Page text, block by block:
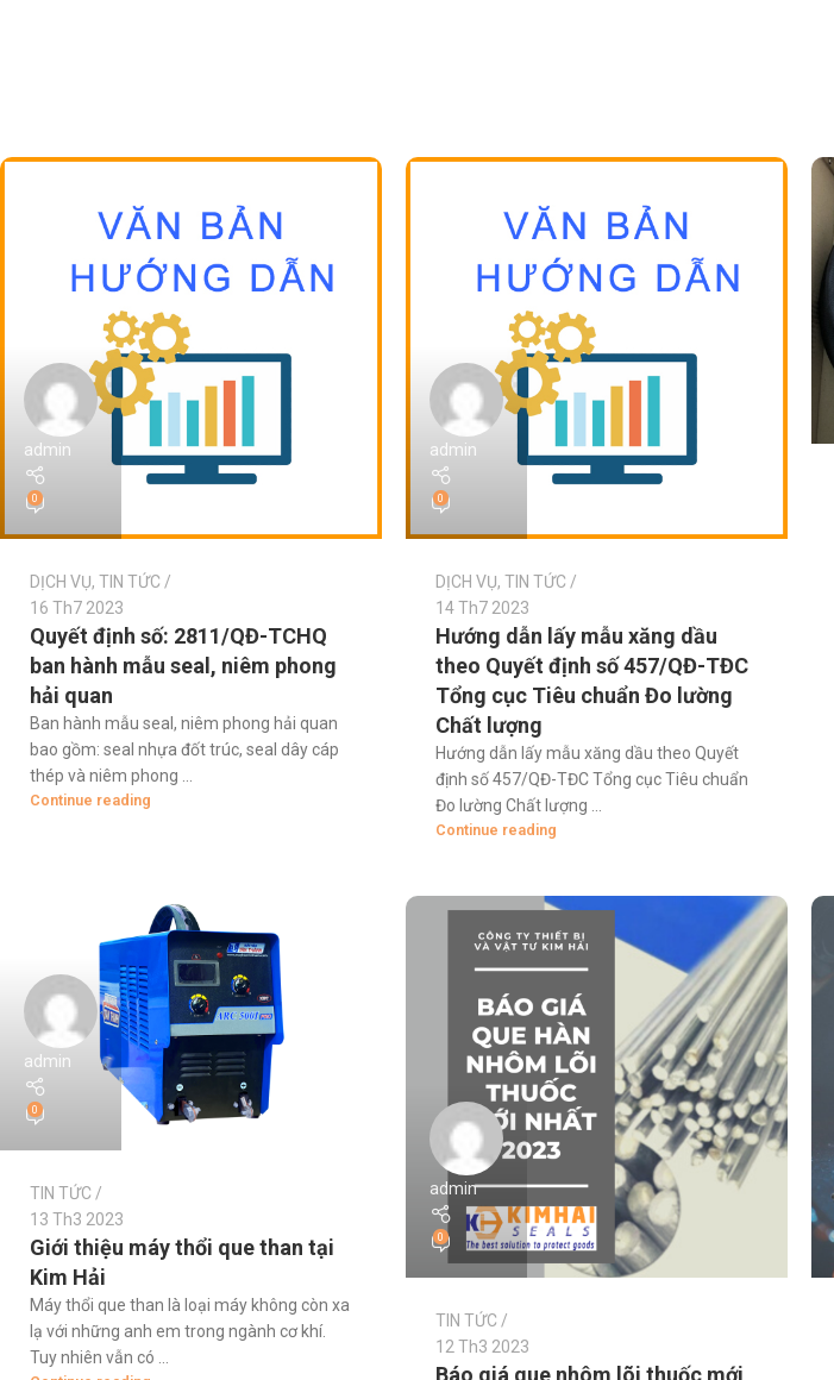
admin
0
DỊCH VỤ, TIN TỨC
16 Th7 2023
Quyết định số: 2811/QĐ-TCHQ
ban hành mẫu seal, niêm phong
hải quan
Ban hành mẫu seal, niêm phong hải quan
bao gồm: seal nhựa đốt trúc, seal dây cáp
thép và niêm phong ...
Continue reading
admin
0
DỊCH VỤ, TIN TỨC
14 Th7 2023
Hướng dẫn lấy mẫu xăng dầu
theo Quyết định số 457/QĐ-TĐC
Tổng cục Tiêu chuẩn Đo lường
Chất lượng
Hướng dẫn lấy mẫu xăng dầu theo Quyết
định số 457/QĐ-TĐC Tổng cục Tiêu chuẩn
Đo lường Chất lượng ...
Continue reading
admin
0
TIN TỨC
13 Th3 2023
Giới thiệu máy thổi que than tại
Kim Hải
Máy thổi que than là loại máy không còn xa
lạ với những anh em trong ngành cơ khí.
Tuy nhiên vẫn có ...
admin
0
TIN TỨC
12 Th3 2023
Báo giá que nhôm lõi thuốc mới